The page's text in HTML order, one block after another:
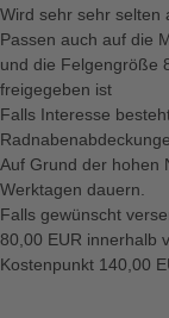
Wird sehr sehr selten
Passen auch auf die
und die Felgengröße
freigegeben ist
Falls Interesse
Auf Grund der hohen
Werktagen dauern.
Falls gewünscht
80,00 EUR innerhalb
Kostenpunkt 140,00